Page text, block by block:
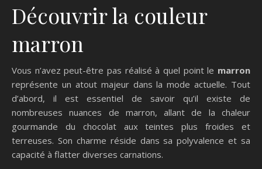
Découvrir la couleur
marron
Vous n’avez peut-être pas réalisé à quel point le marron
représente un atout majeur dans la mode actuelle. Tout
d’abord, il est essentiel de savoir qu’il existe de
nombreuses nuances de marron, allant de la chaleur
gourmande du chocolat aux teintes plus froides et
terreuses. Son charme réside dans sa polyvalence et sa
capacité à flatter diverses carnations.